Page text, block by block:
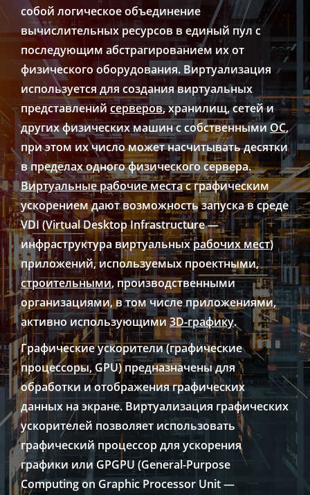
собой логическое объединение
вычислительных ресурсов в единый пул с
последующим абстрагированием их от
физического оборудования. Виртуализация
используется для создания виртуальных
представленийсерверов, хранилищ, сетей и
других физических машин с собственными ОС,
при этом их число может насчитывать десятки
в пределах одного физического сервера.
Виртуальные рабочие местас графическим
ускорением дают возможность запуска в среде
VDI (Virtual Desktop Infrastructure —
инфраструктура виртуальныхрабочих мест)
приложений, используемых проектными,
строительными, производственными
организациями, в том числе приложениями,
активно использующими3D-графику.
Графические ускорители (графические
процессоры, GPU) предназначены для
обработки и отображения графических
данных на экране. Виртуализация графических
ускорителей позволяет использовать
графический процессор для ускорения
графики или GPGPU (General-Purpose
Computing on Graphic Processor Unit —